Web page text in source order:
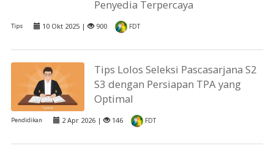
Penyedia Terpercaya
Tips 10 Okt 2025 | 900 FDT
Tips Lolos Seleksi Pascasarjana S2
S3 dengan Persiapan TPA yang
Optimal
Pendidikan 2 Apr 2026 | 146 FDT